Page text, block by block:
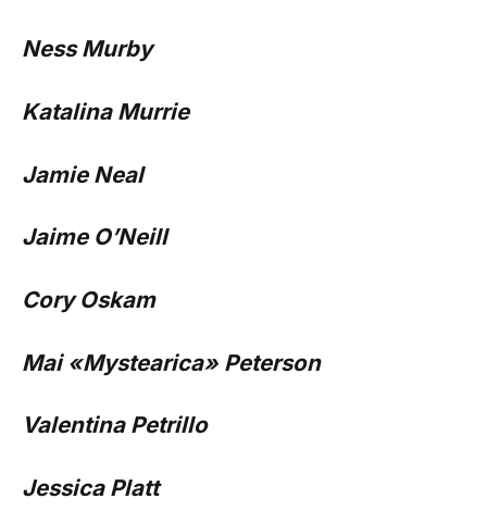
Ness Murby
Katalina Murrie
Jamie Neal
Jaime O’Neill
Cory Oskam
Mai «Mystearica» Peterson
Valentina Petrillo
Jessica Platt